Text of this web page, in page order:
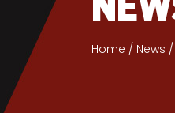
Home News